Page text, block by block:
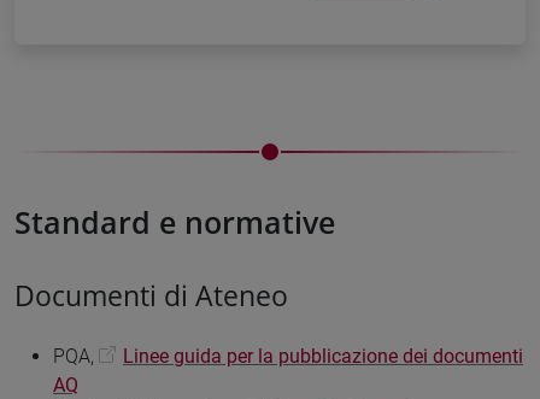
Standard e normative
Documenti di Ateneo
PQA,
Linee guida per la pubblicazione dei documenti
AQ